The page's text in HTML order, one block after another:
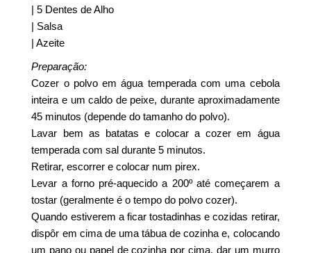
| 5 Dentes de Alho
| Salsa
| Azeite
Preparação:
Cozer o polvo em água temperada com uma cebola
inteira e um caldo de peixe, durante aproximadamente
45 minutos (depende do tamanho do polvo).
Lavar bem as batatas e colocar a cozer em água
temperada com sal durante 5 minutos.
Retirar, escorrer e colocar num pirex.
Levar a forno pré-aquecido a 200º até começarem a
tostar (geralmente é o tempo do polvo cozer).
Quando estiverem a ficar tostadinhas e cozidas retirar,
dispôr em cima de uma tábua de cozinha e, colocando
um pano ou papel de cozinha por cima, dar um murro